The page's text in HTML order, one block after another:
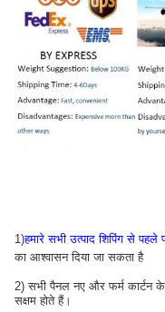
1)हमारे सभी उत्पाद शिपिंग से पहले
का आश्वासन दिया जा सकता है
2) सभी पैनल नए और फर्म कार्टन
सक्षम होते हैं।